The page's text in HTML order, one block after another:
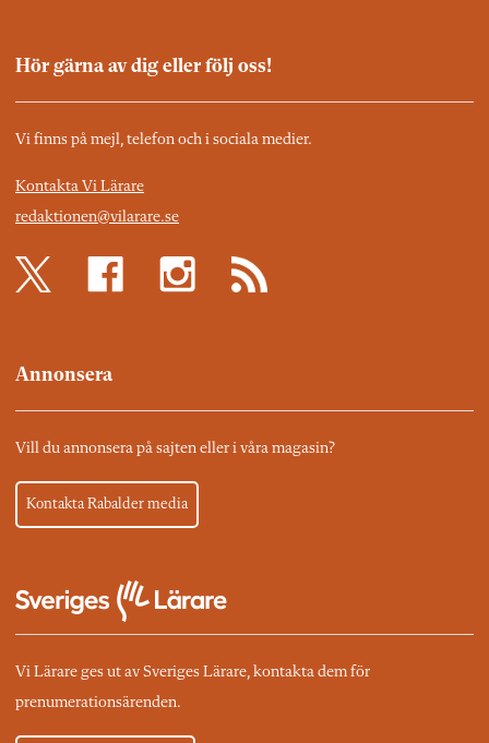
Hör gärna av dig eller följ oss!
Vi finns på mejl, telefon och i sociala medier.
Kontakta Vi Lärare
redaktionen@vilarare.se
Annonsera
Vill du annonsera på sajten eller i våra magasin?
Kontakta Rabalder media
Vi Lärare ges ut av Sveriges Lärare, kontakta dem för
prenumerationsärenden.